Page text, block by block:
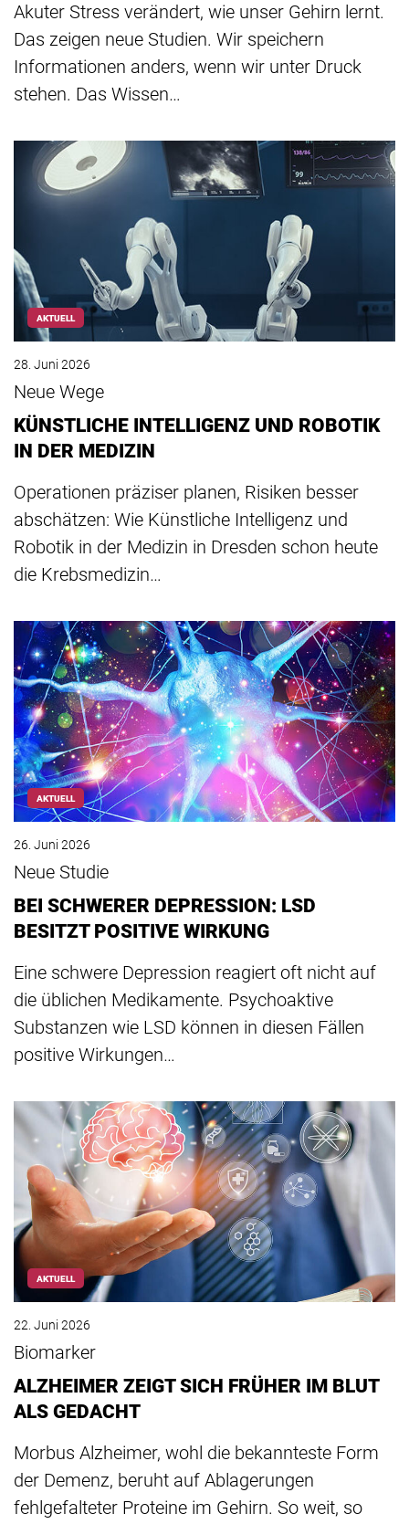
Akuter Stress verändert, wie unser Gehirn lernt.
Das zeigen neue Studien. Wir speichern
Informationen anders, wenn wir unter Druck
stehen. Das Wissen…
AKTUELL
28. Juni 2026
Neue Wege
KÜNSTLICHE INTELLIGENZ UND ROBOTIK
IN DER MEDIZIN
Operationen präziser planen, Risiken besser
abschätzen: Wie Künstliche Intelligenz und
Robotik in der Medizin in Dresden schon heute
die Krebsmedizin…
AKTUELL
26. Juni 2026
Neue Studie
BEI SCHWERER DEPRESSION: LSD
BESITZT POSITIVE WIRKUNG
Eine schwere Depression reagiert oft nicht auf
die üblichen Medikamente. Psychoaktive
Substanzen wie LSD können in diesen Fällen
positive Wirkungen…
AKTUELL
22. Juni 2026
Biomarker
ALZHEIMER ZEIGT SICH FRÜHER IM BLUT
ALS GEDACHT
Morbus Alzheimer, wohl die bekannteste Form
der Demenz, beruht auf Ablagerungen
fehlgefalteter Proteine im Gehirn. So weit, so